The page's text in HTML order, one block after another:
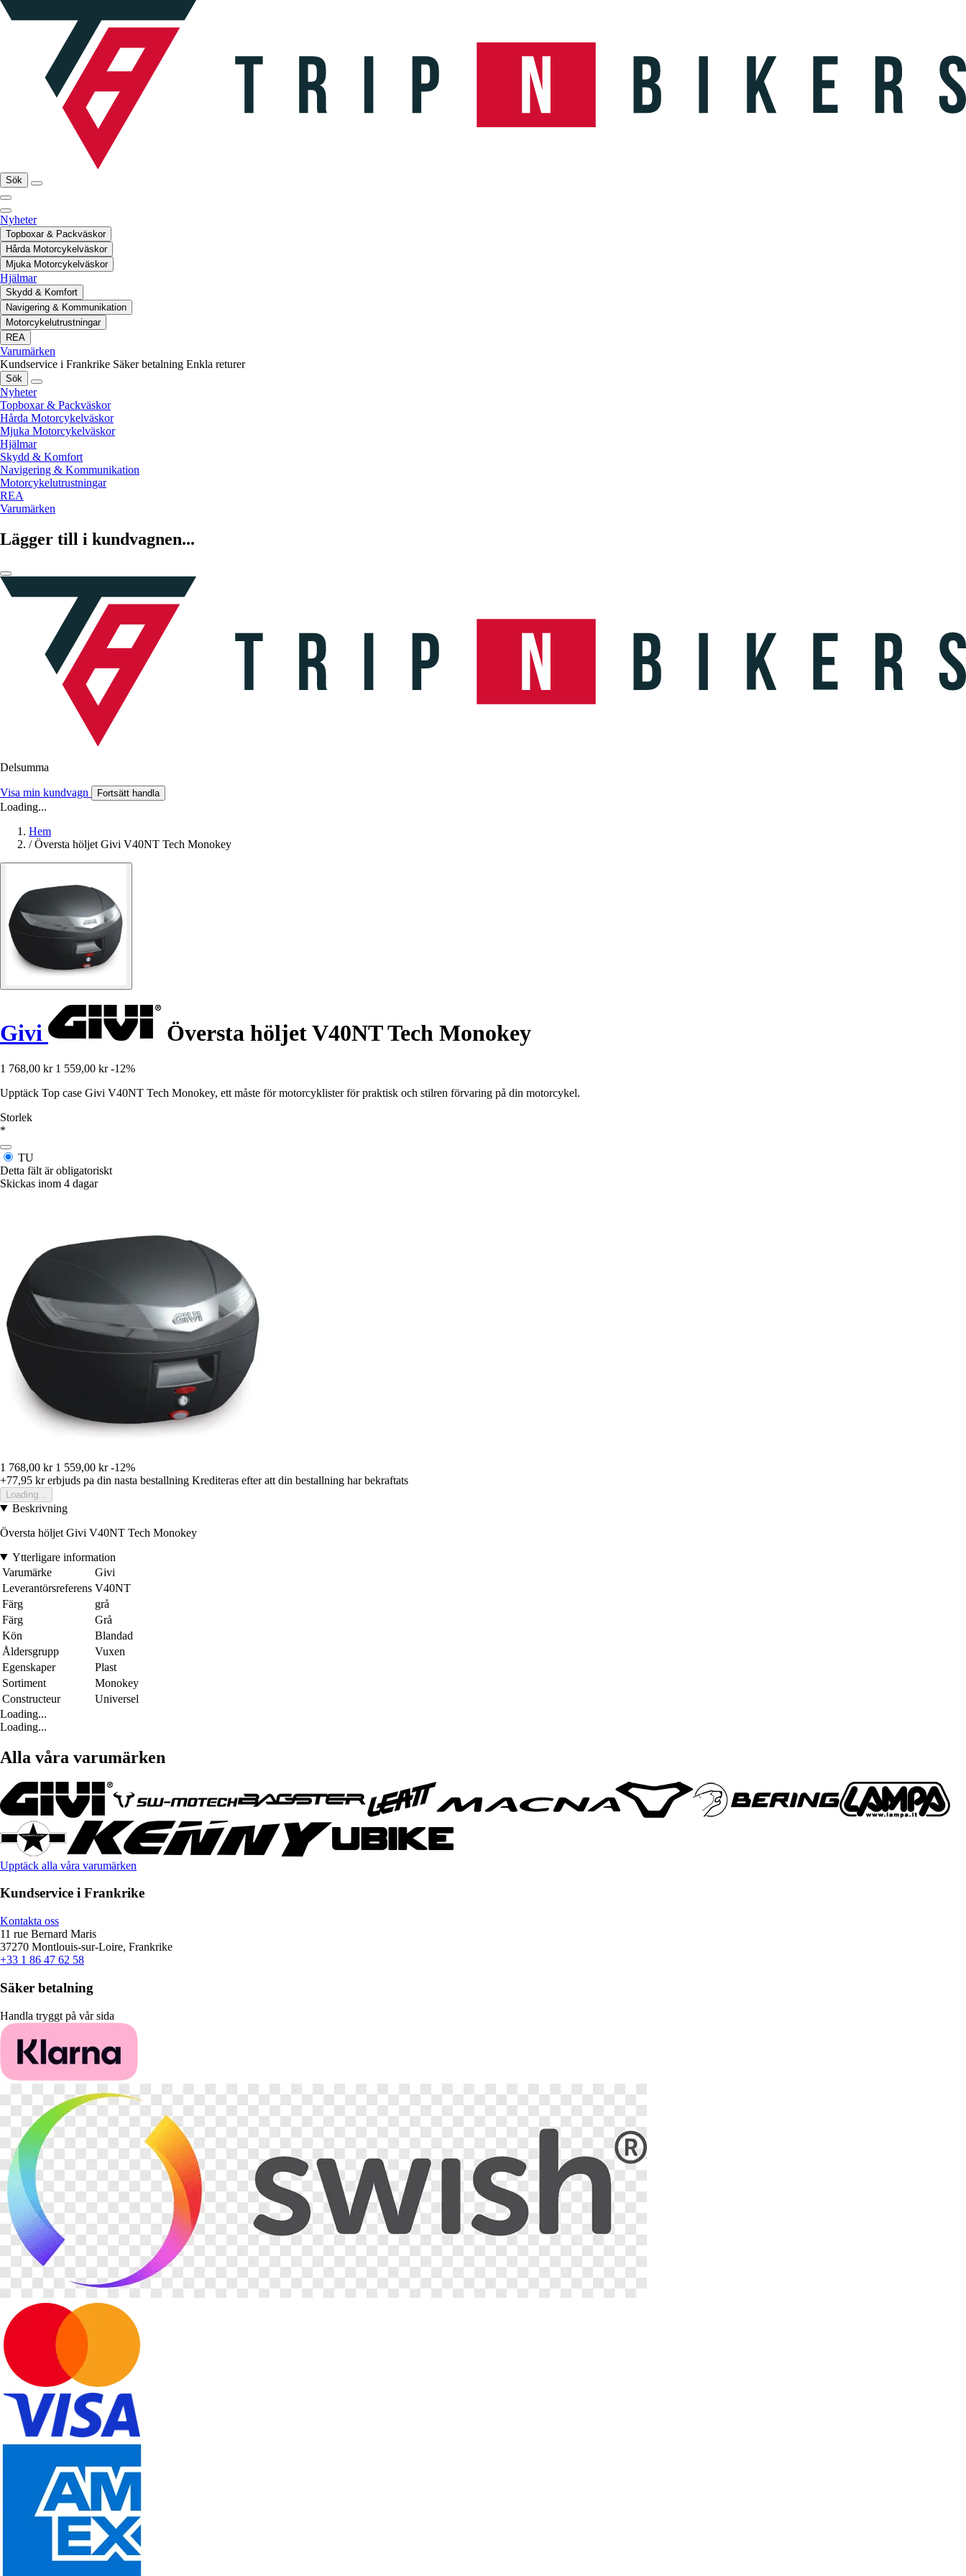
Sök
Nyheter
Topboxar & Packväskor
Hårda Motorcykelväskor
Mjuka Motorcykelväskor
Hjälmar
Skydd & Komfort
Navigering & Kommunikation
Motorcykelutrustningar
REA
Varumärken
Kundservice i Frankrike Säker betalning Enkla returer
Sök
Nyheter
Topboxar & Packväskor
Hårda Motorcykelväskor
Mjuka Motorcykelväskor
Hjälmar
Skydd & Komfort
Navigering & Kommunikation
Motorcykelutrustningar
REA
Varumärken
Lägger till i kundvagnen...
Delsumma
Visa min kundvagn Fortsätt handla
Loading...
Hem
/ Översta höljet Givi V40NT Tech Monokey
Givi Översta höljet V40NT Tech Monokey
1 768,00 kr 1 559,00 kr -12%
Upptäck Top case Givi V40NT Tech Monokey, ett måste för motorcyklister för praktisk och stilren förvaring på din motorcykel.
Storlek
*
TU
Detta fält är obligatoriskt
Skickas inom 4 dagar
1 768,00 kr 1 559,00 kr -12%
+77,95 krerbjuds pa din nasta bestallning Krediteras efter att din bestallning har bekraftats
Loading...
Beskrivning
Översta höljet Givi V40NT Tech Monokey
Ytterligare information
Varumärke
Givi
Leverantörsreferens V40NT
Färg
grå
Färg
Grå
Kön
Blandad
Åldersgrupp
Vuxen
Egenskaper
Plast
Sortiment
Monokey
Constructeur
Universel
Loading...
Loading...
Alla våra varumärken
Upptäck alla våra varumärken
Kundservice i Frankrike
Kontakta oss
11 rue Bernard Maris
37270 Montlouis-sur-Loire, Frankrike
+33 1 86 47 62 58
Säker betalning
Handla tryggt på vår sida